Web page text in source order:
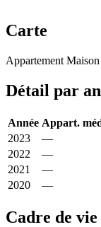
Carte
−
Appartement Maison
Détail par
Année Appart.
2023
—
2022
—
2021
—
2020
—
Cadre de vie